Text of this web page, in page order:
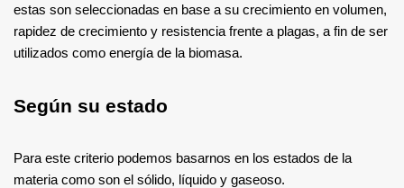
estas son seleccionadas en base a su crecimiento en volumen,
rapidez de crecimiento y resistencia frente a plagas, a fin de ser
utilizados como energía de la biomasa.
Según su estado
Para este criterio podemos basarnos en los estados de la
materia como son el sólido, líquido y gaseoso.